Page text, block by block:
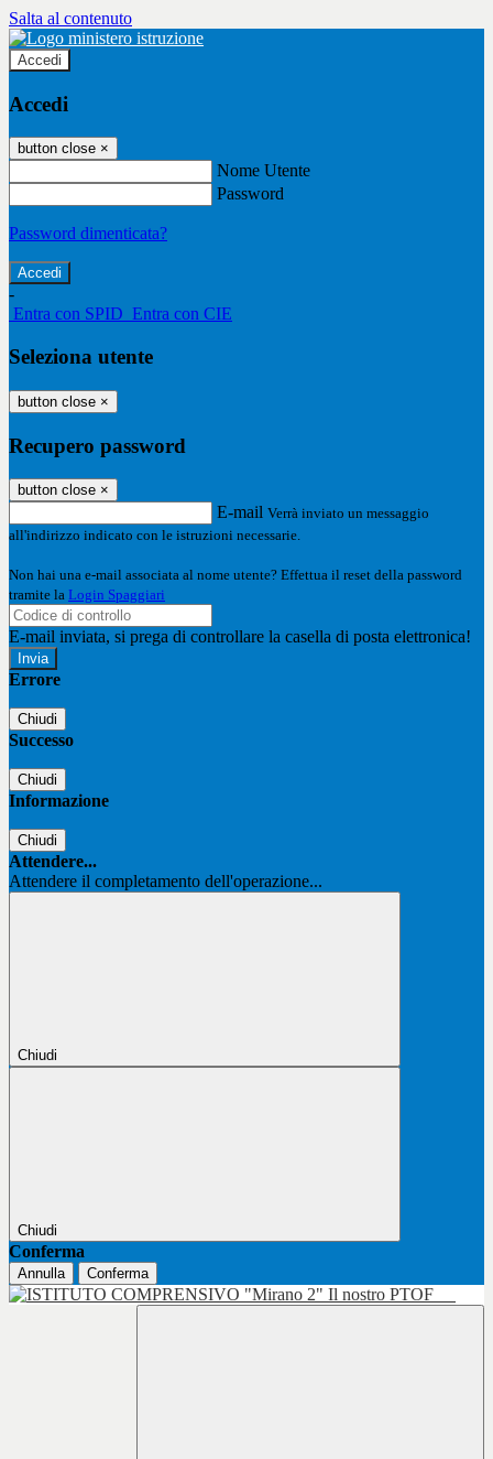
Salta al contenuto
Accedi
Accedi
button close ×
Nome Utente
Password
Password dimenticata?
-
Entra con SPID Entra con CIE
Seleziona utente
button close ×
Recupero password
button close ×
E-mail Verrà inviato un messaggio
all'indirizzo indicato con le istruzioni necessarie.
Non hai una e-mail associata al nome utente? Effettua il reset della password
tramite la Login Spaggiari
E-mail inviata, si prega di controllare la casella di posta elettronica!
Errore
Chiudi
Successo
Chiudi
Informazione
Chiudi
Attendere...
Attendere il completamento dell'operazione...
Chiudi
Chiudi
Conferma
Annulla Conferma
Il nostro PTOF